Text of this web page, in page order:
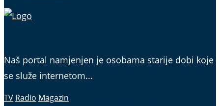
Naš portal namjenjen je osobama starije dobi koje
se služe internetom...
TV Radio Magazin